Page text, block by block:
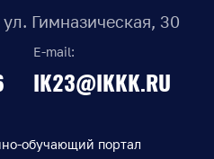
Гимназическая, 30
E-mail:
IK23@IKKK.RU
обучающий портал
края